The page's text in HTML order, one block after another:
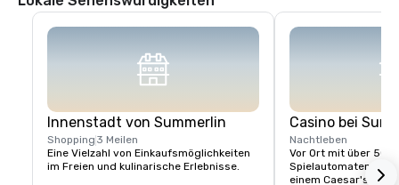
Innenstadt von Summerlin
Shopping 3 Meilen
Eine Vielzahl von Einkaufsmöglichkeiten
im Freien und kulinarische Erlebnisse.
Casino bei
Nachtleben
Vor Ort mit über
Spielautomaten, 25
einem Caesar's